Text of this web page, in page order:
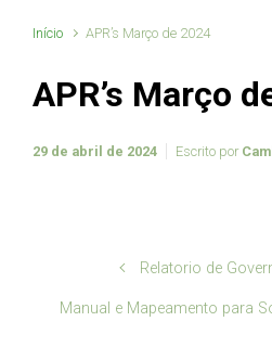
Início APR’s Março de 2024
APR’s Março
29 de abril de 2024 Escrito por
Relatorio de
Manual e Mapeamento para